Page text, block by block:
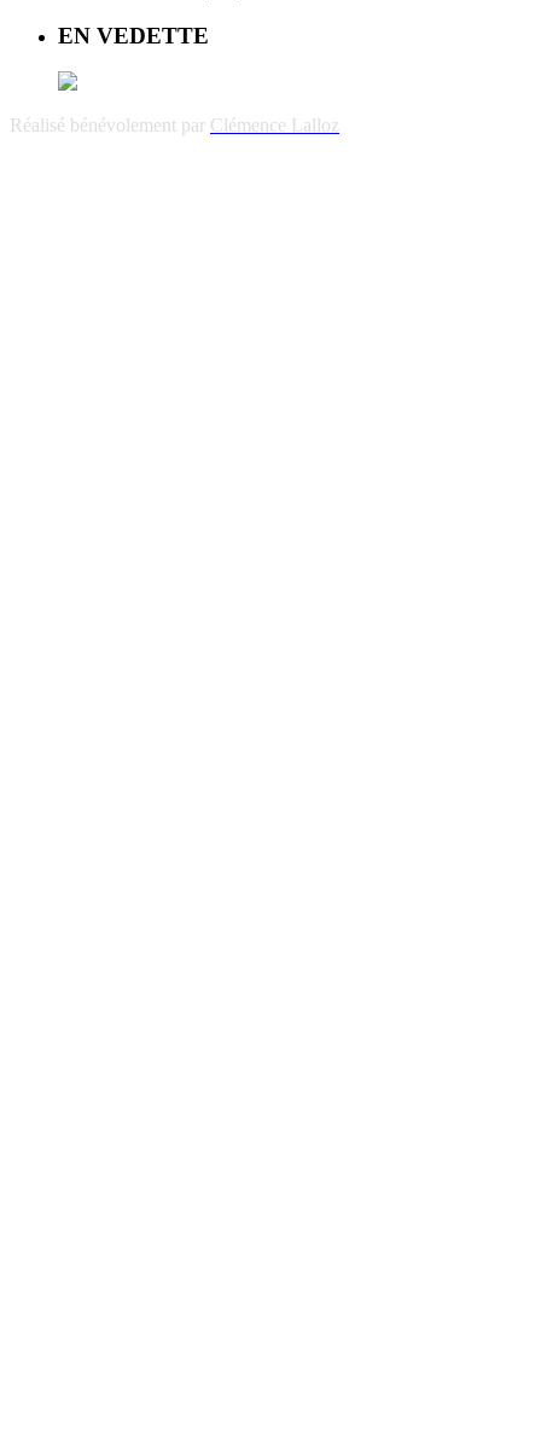
EN VEDETTE
Réalisé bénévolement par Clémence Lalloz